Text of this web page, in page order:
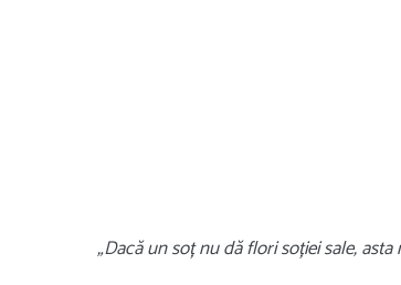
„Dacă un soț nu dă flori soției sale,